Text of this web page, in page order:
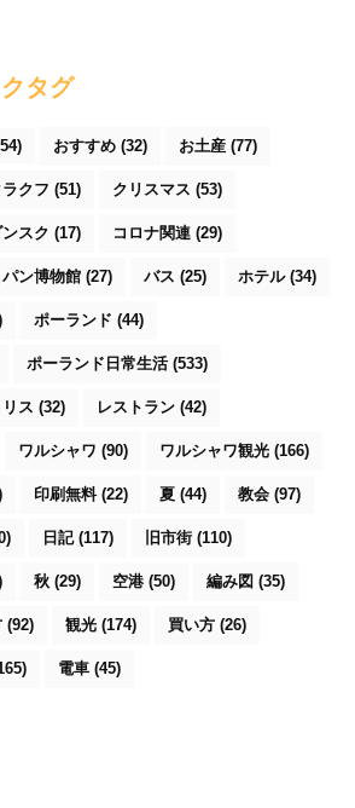
タグ
おすすめ (32) お土産 (77)
ラクフ (51) クリスマス (53)
スク (17) コロナ関連 (29)
パン博物館 (27) バス (25) ホテル(34)
ポーランド (44)
ポーランド日常生活(533)
リス (32) レストラン (42)
ワルシャワ (90) ワルシャワ観光 (166)
印刷無料(22) 夏 (44) 教会 (97)
日記(117) 旧市街 (110)
秋 (29) 空港 (50) 編み図 (35)
(92) 観光 (174) 買い方 (26)
電車 (45)